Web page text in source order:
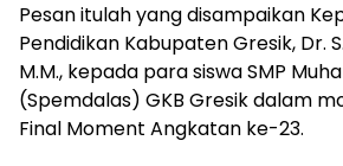
Pesan itulah yang disampaikan
Pendidikan Kabupaten Gresik, Dr.
M.M., kepada para siswa SMP
(Spemdalas) GKB Gresik dalam
Final Moment Angkatan ke-23.